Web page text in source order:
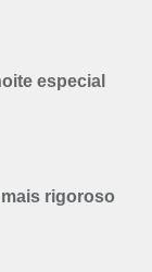
especial
rigoroso